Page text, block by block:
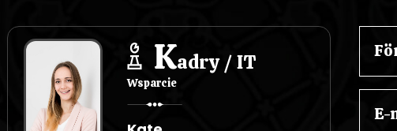
Kadry / IT
Wsparcie